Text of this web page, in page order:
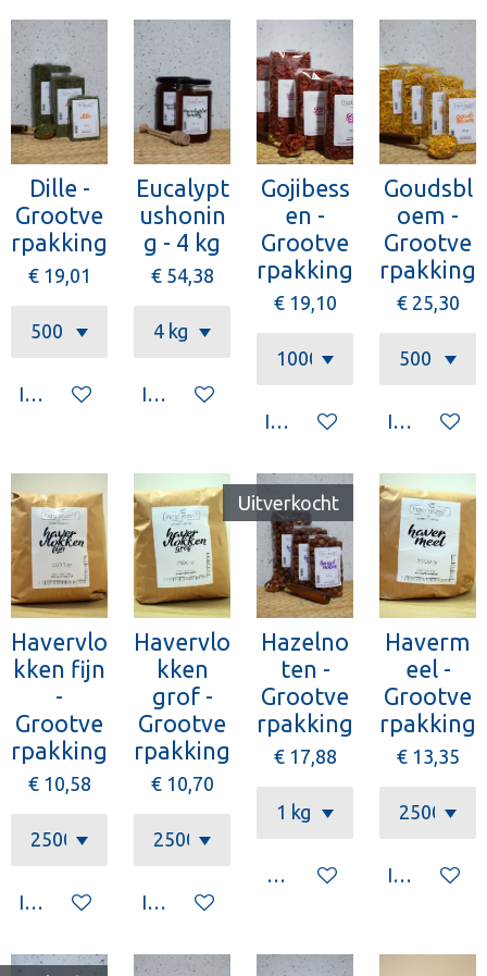
Dille -
Grootve
rpakking
€ 19,01
In winkelwagen
Eucalypt
ushonin
g - 4 kg
€ 54,38
In winkelwagen
Gojibess
en -
Grootve
rpakking
€ 19,10
In winkelwagen
Goudsbl
oem -
Grootve
rpakking
€ 25,30
In
Havervlo
kken fijn
-
Grootve
rpakking
€ 10,58
In winkelwagen
Havervlo
kken
grof -
Grootve
rpakking
€ 10,70
In winkelwagen
Uitverkocht
Hazelno
ten -
Grootve
rpakking
€ 17,88
Houd mij op de hoogte
Haverm
eel -
Grootve
rpakking
€ 13,35
In